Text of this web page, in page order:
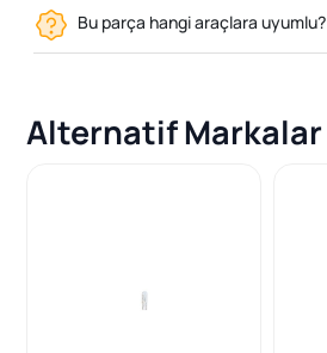
Bu parça hangi araçlara uyumlu?
Alternatif Markalar